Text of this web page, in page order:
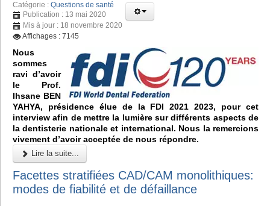
Catégorie : Questions de santé
Publication : 13 mai 2020
Mis à jour : 18 novembre 2020
Affichages : 7145
Nous
sommes
ravi d’avoir
le Prof.
Ihsane BEN
YAHYA, présidence élue de la FDI 2021 2023, pour cet
interview afin de mettre la lumière sur différents aspects de
la dentisterie nationale et international. Nous la remercions
vivement d’avoir acceptée de nous répondre.
Lire la suite...
Facettes stratifiées CAD/CAM monolithiques:
modes de fiabilité et de défaillance